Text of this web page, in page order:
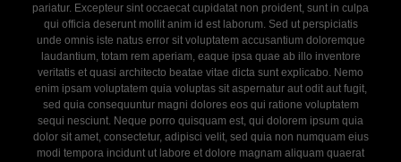
pariatur. Excepteur sint occaecat cupidatat non proident, sunt in culpa
qui officia deserunt mollit anim id est laborum. Sed ut perspiciatis
unde omnis iste natus error sit voluptatem accusantium doloremque
laudantium, totam rem aperiam, eaque ipsa quae ab illo inventore
veritatis et quasi architecto beatae vitae dicta sunt explicabo. Nemo
enim ipsam voluptatem quia voluptas sit aspernatur aut odit aut fugit,
sed quia consequuntur magni dolores eos qui ratione voluptatem
sequi nesciunt. Neque porro quisquam est, qui dolorem ipsum quia
dolor sit amet, consectetur, adipisci velit, sed quia non numquam eius
modi tempora incidunt ut labore et dolore magnam aliquam quaerat